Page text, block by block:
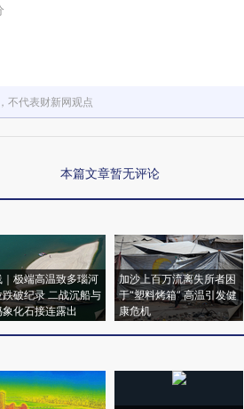
不代表财新网观点
本篇文章暂无评论
｜极端高温致多瑙河
跌破纪录 二战沉船与
象化石接连露出
加沙上百万流离失所者困
于“塑料烤箱” 高温引发健
康危机